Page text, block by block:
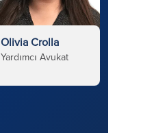
Olivia Crolla
Yardımcı Avukat